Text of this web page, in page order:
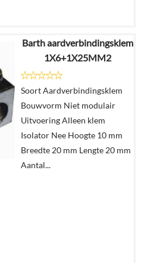
€7,26
€4,47
Details
In
winkelmand
Barth aardverbindingsklem
1X6+1X25MM2
Soort Aardverbindingsklem
Bouwvorm Niet modulair
Uitvoering Alleen klem
Isolator Nee Hoogte 10 mm
Breedte 20 mm Lengte 20 mm
Aantal...